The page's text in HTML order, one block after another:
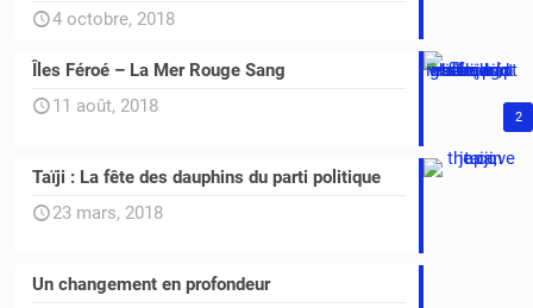
4 octobre, 2018
2
Îles Féroé – La Mer Rouge Sang
11 août, 2018
Taïji : La fête des dauphins du parti politique
23 mars, 2018
Un changement en profondeur